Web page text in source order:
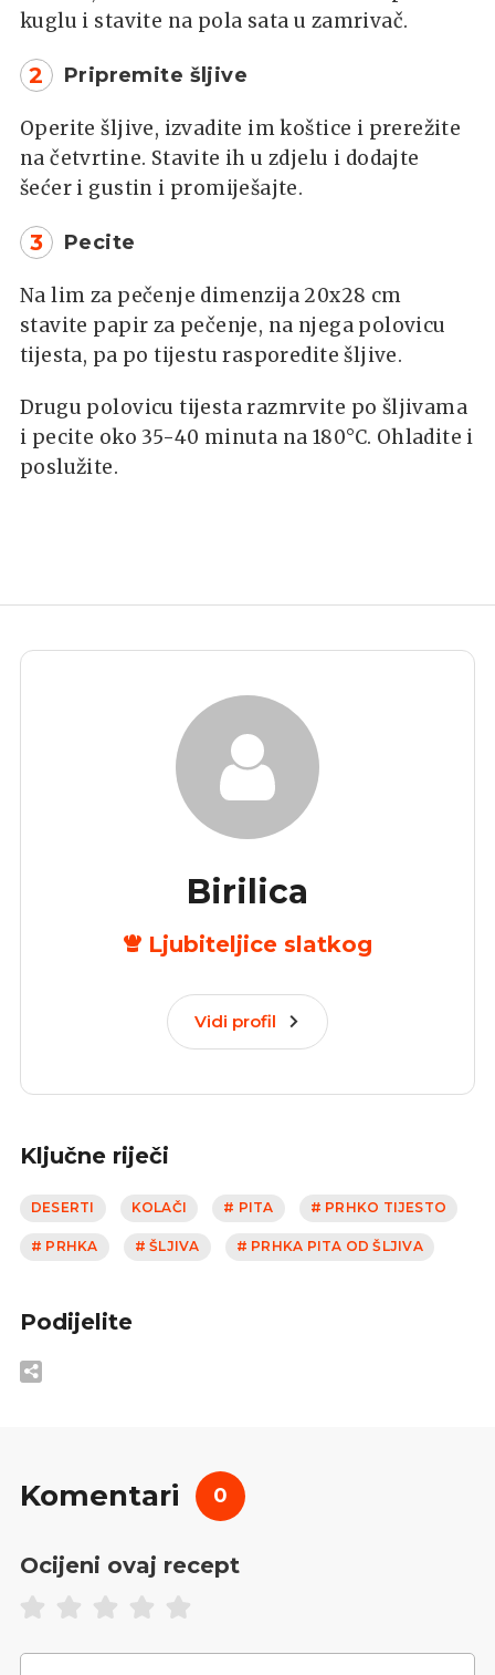
kuglu i stavite na pola sata u zamrivač.
2 Pripremite šljive
Operite šljive, izvadite im koštice i prerežite
na četvrtine. Stavite ih u zdjelu i dodajte
šećer i gustin i promiješajte.
3 Pecite
Na lim za pečenje dimenzija 20x28 cm
stavite papir za pečenje, na njega polovicu
tijesta, pa po tijestu rasporedite šljive.
Drugu polovicu tijesta razmrvite po šljivama
i pecite oko 35-40 minuta na 180°C. Ohladite i
poslužite.
Birilica
Ljubiteljice slatkog
Vidi profil
Ključne riječi
DESERTI KOLAČI # PITA # PRHKO TIJESTO
# PRHKA # ŠLJIVA # PRHKA PITA OD ŠLJIVA
Podijelite
Komentari 0
Ocijeni ovaj recept